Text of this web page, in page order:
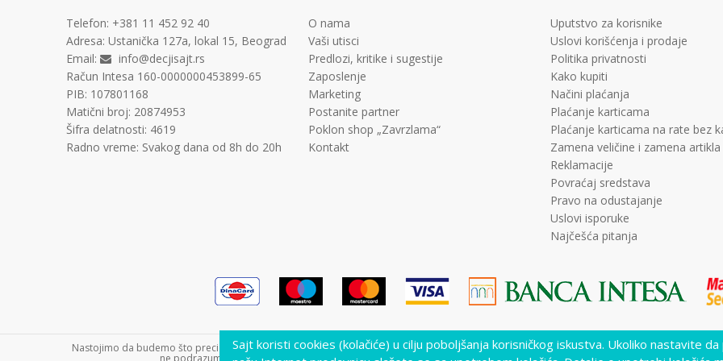
Telefon: +381 11 452 92 40
Adresa: Ustanička 127a, lokal 15, Beograd
Email:
info@decjisajt.rs
Račun Intesa 160-0000000453899-65
PIB: 107801168
Matični broj: 20874953
Šifra delatnosti: 4619
Radno vreme: Svakog dana od 8h do 20h
O nama
Vaši utisci
Predlozi, kritike i sugestije
Zaposlenje
Marketing
Postanite partner
Poklon shop „Zavrzlama“
Kontakt
Uputstvo za korisnike
Uslovi korišćenja i prodaje
Politika privatnosti
Kako kupiti
Načini plaćanja
Plaćanje karticama
Plaćanje karticama na rate bez
Zamena veličine i zamena
Reklamacije
Povraćaj sredstava
Pravo na odustajanje
Uslovi isporuke
Najčešća pitanja
Nastojimo da budemo što precizniji u opisu proizvoda, prikazu slika i samih cena, ali ne možemo garantovati da su sve informacije
ne podrazumeva da su dostupni u svakom trenutku. Raspoloživost robe možete proveriti pozivom Call Centra na +381 11
Sajt koristi cookies (kolačiće) u cilju poboljšanja korisničkog iskustva. Ukoliko nastavite